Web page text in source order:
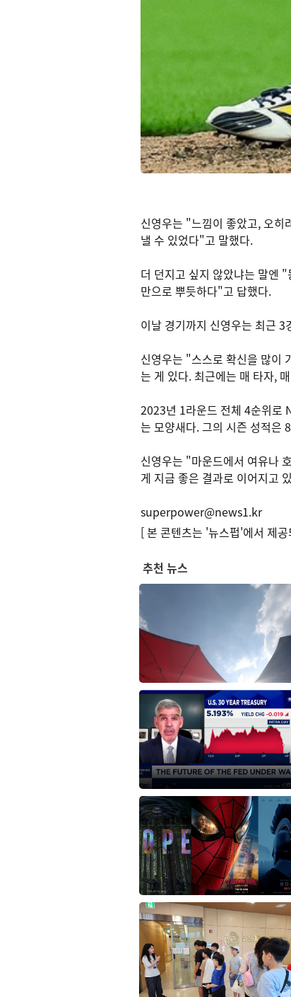
신영우는 "느낌이 좋았고, 오히
낼 수 있었다"고 말했다.
더 던지고 싶지 않았냐는 말엔
만으로 뿌듯하다"고 답했다.
이날 경기까지 신영우는 최근
신영우는 "스스로 확신을 많이
는 게 있다. 최근에는 매 타자,
2023년 1라운드 전체 4순위로
는 모양새다. 그의 시즌 성적은
신영우는 "마운드에서 여유나
게 지금 좋은 결과로 이어지고
superpower@news1.kr
[ 본 콘텐츠는 '뉴스펍'에서 제
추천 뉴스